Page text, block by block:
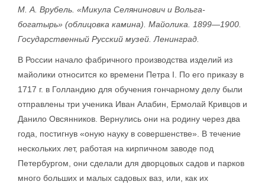
М. А. Врубель. «Микула Селянинович и Вольга-
богатырь» (облицовка камина). Майолика. 1899—1900.
Государственный Русский музей. Ленинград.
В России начало фабричного производства изделий из
майолики относится ко времени Петра I. По его приказу в
1717 г. в Голландию для обучения гончарному делу были
отправлены три ученика Иван Алабин, Ермолай Кривцов и
Данило Овсянников. Вернулись они на родину через два
года, постигнув «оную науку в совершенстве». В течение
нескольких лет, работая на кирпичном заводе под
Петербургом, они сделали для дворцовых садов и парков
много больших и малых садовых ваз, или, как их